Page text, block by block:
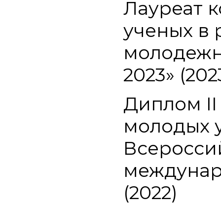
Лауреат
ученых в
2023»
Диплом II
молодых
(2022)